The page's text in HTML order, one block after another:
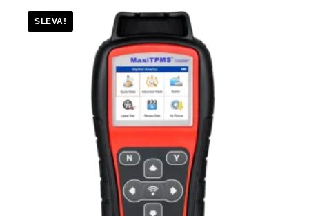
SLEVA!